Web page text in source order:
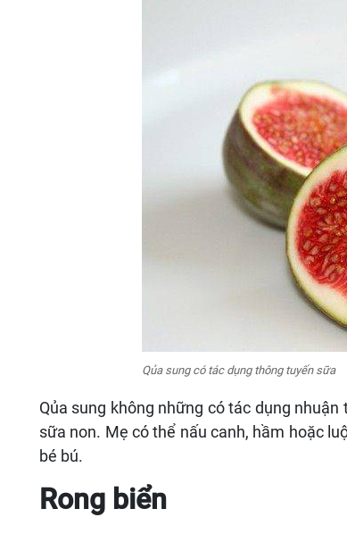
Qủa sung có tác dụng thông tuyến sữa
Qủa sung không những có tác dụng
sữa non. Mẹ có thể nấu canh, hầm hoặc
bé bú.
Rong biển